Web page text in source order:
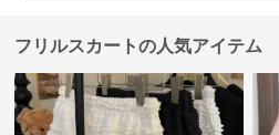
フリルスカートの人気アイテム